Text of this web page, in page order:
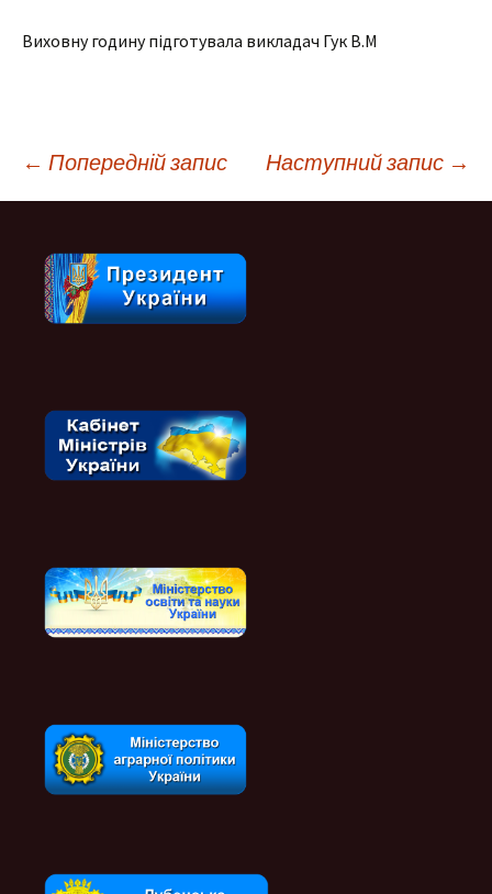
Виховну годину підготувала викладач Гук В.М
Навігація
по
запису
← Попередній запис Наступний запис →